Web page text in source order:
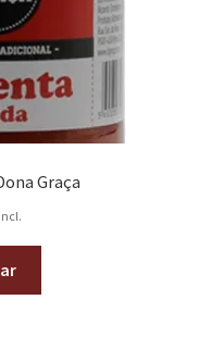
Graça